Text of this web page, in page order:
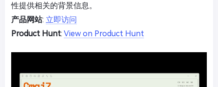
性提供相关的背景信息。
产品网站: 立即访问
Product Hunt: View on Product Hunt